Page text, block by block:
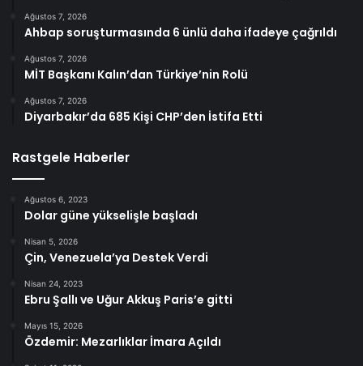
Ağustos 7, 2026
Ahbap soruşturmasında 6 ünlü daha ifadeye çağrıldı
Ağustos 7, 2026
MİT Başkanı Kalın’dan Türkiye’nin Rolü
Ağustos 7, 2026
Diyarbakır’da 685 Kişi CHP’den İstifa Etti
Rastgele Haberler
Ağustos 6, 2023
Dolar güne yükselişle başladı
Nisan 5, 2026
Çin, Venezuela’ya Destek Verdi
Nisan 24, 2023
Ebru Şallı ve Uğur Akkuş Paris’e gitti
Mayıs 15, 2026
Özdemir: Mezarlıklar İmara Açıldı